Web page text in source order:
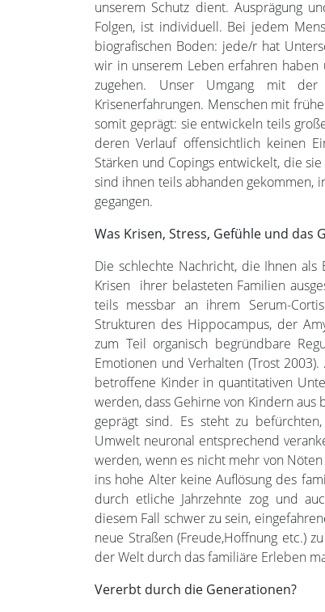
unserem Schutz dient. Ausprägung
Folgen, ist individuell. Bei jedem
biografischen Boden: jede/r hat
wir in unserem Leben erfahren
zugehen. Unser Umgang mit der
Krisenerfahrungen. Menschen mit
somit geprägt: sie entwickeln teils
deren Verlauf offensichtlich keinen
Stärken und Copings entwickelt, die
sind ihnen teils abhanden gekommen,
gegangen.
Was Krisen, Stress, Gefühle und
Die schlechte Nachricht, die Ihnen
Krisen ihrer belasteten Familien
teils messbar an ihrem Serum-
Strukturen des Hippocampus, der
zum Teil organisch begründbare
Emotionen und Verhalten (Trost
betroffene Kinder in quantitativen
werden, dass Gehirne von Kindern
geprägt sind. Es steht zu
Umwelt neuronal entsprechend
werden, wenn es nicht mehr von
ins hohe Alter keine Auflösung des
durch etliche Jahrzehnte zog und
diesem Fall schwer zu sein,
neue Straßen (Freude,Hoffnung etc.)
der Welt durch das familiäre Erleben
Vererbt durch die Generationen?